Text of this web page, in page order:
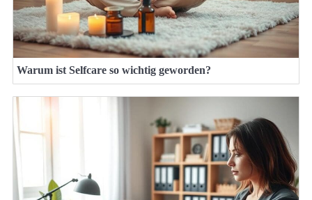
Warum ist Selfcare so wichtig geworden?